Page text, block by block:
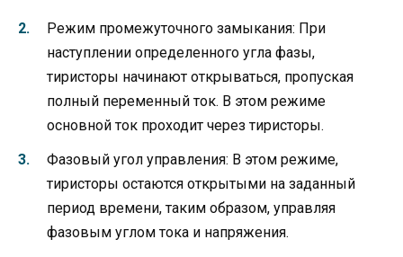
Режим промежуточного замыкания: При
наступлении определенного угла фазы,
тиристоры начинают открываться, пропуская
полный переменный ток. В этом режиме
основной ток проходит через тиристоры.
Фазовый угол управления: В этом режиме,
тиристоры остаются открытыми на заданный
период времени, таким образом, управляя
фазовым углом тока и напряжения.